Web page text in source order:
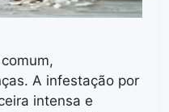
A infestação por
intensa e